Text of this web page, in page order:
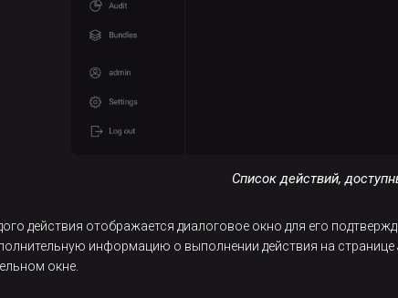
Список действий,
действия отображается диалоговое окно для его
информацию о выполнении действия на странице
окне.